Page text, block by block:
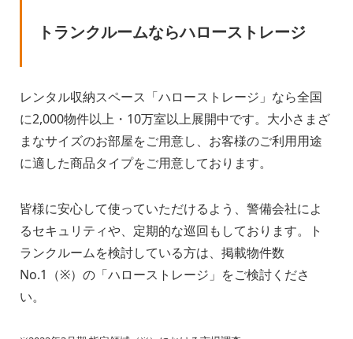
トランクルームならハローストレージ
レンタル収納スペース「ハローストレージ」なら全国
に2,000物件以上・10万室以上展開中です。大小さまざ
まなサイズのお部屋をご用意し、お客様のご利用用途
に適した商品タイプをご用意しております。
皆様に安心して使っていただけるよう、警備会社によ
るセキュリティや、定期的な巡回もしております。ト
ランクルームを検討している方は、掲載物件数
No.1（※）の「ハローストレージ」をご検討くださ
い。